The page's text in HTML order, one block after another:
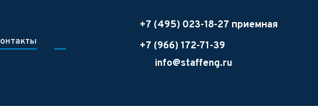
+7 (495) 023-18-27 приемная
+7 (966) 172-71-39
info@staffeng.ru